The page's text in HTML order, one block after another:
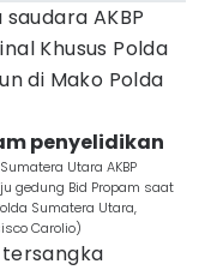
AKBP
Khusus Polda
di Mako Polda
penyelidikan
Utara AKBP
gedung Bid Propam saat
Sumatera Utara,
Carolio)